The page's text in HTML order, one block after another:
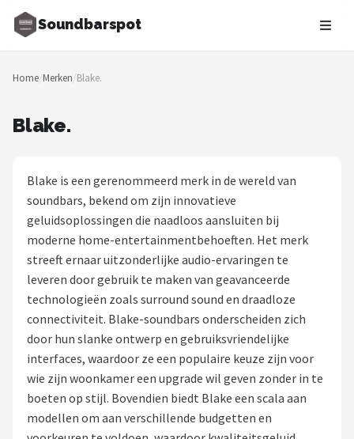
Soundbarspot
Zoeken
NAVIGATIE
Blog
Muziekstijlen
Sonos
JBL
Samsung
Shop
Home/Merken/Blake.
Blake.
Blake is een gerenommeerd merk in de wereld van
soundbars, bekend om zijn innovatieve
geluidsoplossingen die naadloos aansluiten bij
moderne home-entertainmentbehoeften. Het merk
streeft ernaar uitzonderlijke audio-ervaringen te
leveren door gebruik te maken van geavanceerde
technologieën zoals surround sound en draadloze
connectiviteit. Blake-soundbars onderscheiden zich
door hun slanke ontwerp en gebruiksvriendelijke
interfaces, waardoor ze een populaire keuze zijn voor
wie zijn woonkamer een upgrade wil geven zonder in te
boeten op stijl. Bovendien biedt Blake een scala aan
modellen om aan verschillende budgetten en